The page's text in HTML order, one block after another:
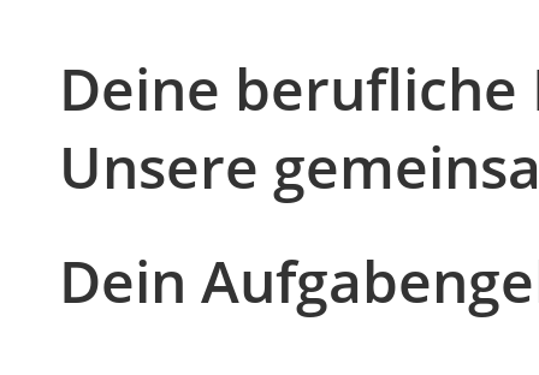
Deine
Unsere
Dein